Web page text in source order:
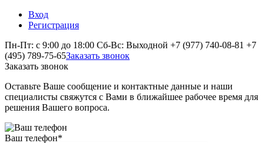
Вход
Регистрация
Пн-Пт: с 9:00 до 18:00 Сб-Вс: Выходной +7 (977) 740-08-81 +7
(495) 789-75-65Заказать звонок
Заказать звонок
Оставьте Ваше сообщение и контактные данные и наши
специалисты свяжутся с Вами в ближайшее рабочее время для
решения Вашего вопроса.
Ваш телефон*